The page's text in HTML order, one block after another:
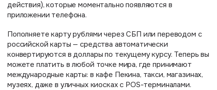
действия), которые моментально появляются в
приложении телефона.
Пополняете карту рублями через СБП или переводом с
российской карты — средства автоматически
конвертируются в доллары по текущему курсу. Теперь вы
можете платить в любой точке мира, где принимают
международные карты: в кафе Пекина, такси, магазинах,
музеях, даже в уличных киосках с POS-терминалами.